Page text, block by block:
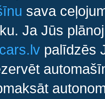
sava
Ja Jūs
palīdzēs